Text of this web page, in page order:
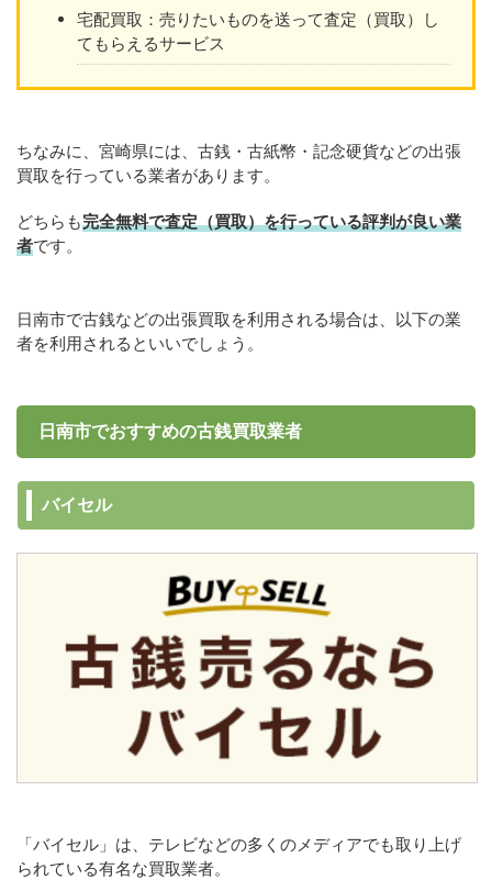
宅配買取：売りたいものを送って査定（買取）し
てもらえるサービス
ちなみに、宮崎県には、古銭・古紙幣・記念硬貨などの出張
買取を行っている業者があります。
どちらも完全無料で査定（買取）を行っている評判が良い業
者です。
日南市で古銭などの出張買取を利用される場合は、以下の業
者を利用されるといいでしょう。
日南市でおすすめの古銭買取業者
バイセル
「バイセル」は、テレビなどの多くのメディアでも取り上げ
られている有名な買取業者。